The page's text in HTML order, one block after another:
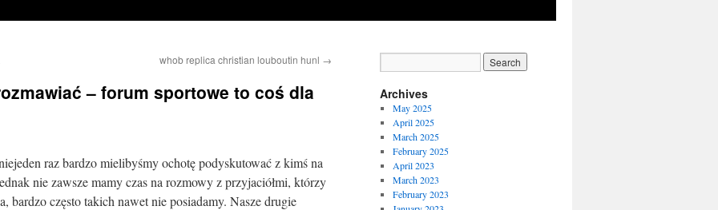
whob replica christian louboutin hunl →
– forum sportowe to coś dla
raz bardzo mielibyśmy ochotę podyskutować z kimś na
nie zawsze mamy czas na rozmowy z przyjaciółmi, którzy
bardzo często takich nawet nie posiadamy. Nasze drugie
Archives
May 2025
April 2025
March 2025
February 2025
April 2023
March 2023
February 2023